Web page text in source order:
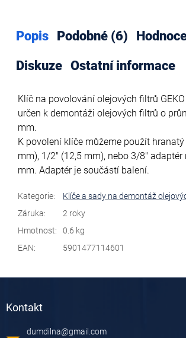
Popis Podobné (6)
Diskuze Ostatní informace
Klíč na povolování olejových filtrů
určen k demontáži olejových filtrů o
mm.
K povolení klíče můžeme použít
mm), 1/2" (12,5 mm), nebo 3/8" adaptér
mm. Adaptér je součástí balení.
Kategorie:
Klíče a sady na demontáž
Záruka:
2 roky
Hmotnost:
0.6 kg
EAN: 5901477114601
Kontakt
dumdilna@gmail.com